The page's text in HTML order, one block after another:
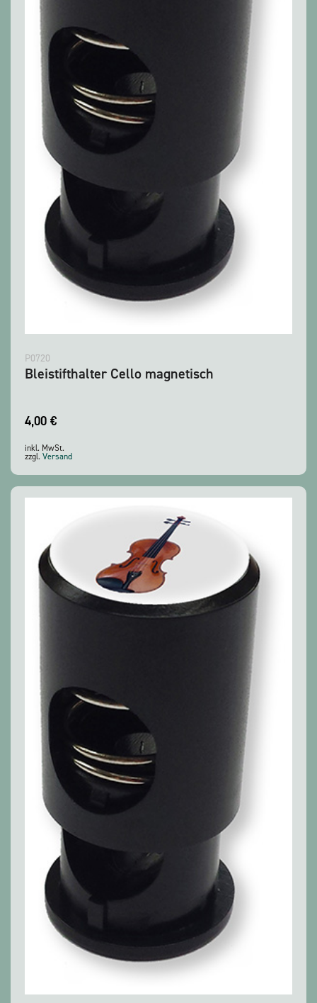
P0720
Bleistifthalter Cello magnetisch
4,00 €
inkl. MwSt.
zzgl. Versand